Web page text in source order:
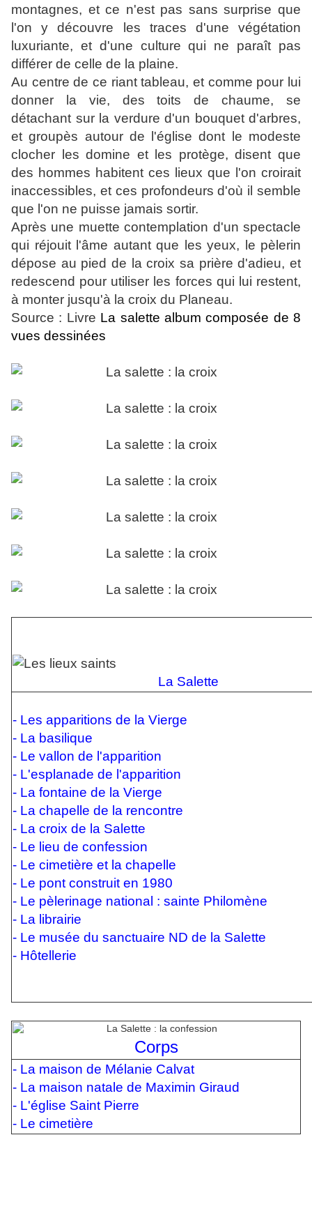
montagnes, et ce n'est pas sans surprise que
l'on y découvre les traces d'une végétation
luxuriante, et d'une culture qui ne paraît pas
différer de celle de la plaine.
Au centre de ce riant tableau, et comme pour lui
donner
la vie, des toits de chaume, se
détachant sur la verdure d'un bouquet d'arbres,
et groupès autour de l'église dont le modeste
clocher les domine et les protège, disent que
des hommes habitent ces lieux que l'on croirait
inaccessibles, et ces profondeurs d'où il semble
que l'on ne puisse jamais sortir.
Après une muette contemplation d'un spectacle
qui réjouit l'âme autant que les yeux, le pèlerin
dépose au pied de la croixsa prière d'adieu, et
redescend pour utiliser les forces qui lui restent,
à monter jusqu'à la croix du Planeau.
Source : Livre La salette album composée de 8
vues dessinées
La Salette
- Les apparitions de la Vierge
- La basilique
- Le vallon de l'apparition
- L'esplanade de l'apparition
- La fontaine de la Vierge
- La chapelle de la rencontre
- La croix de la Salette
- Le lieu de confession
- Le cimetière et la chapelle
- Le pont construit en 1980
- Le pèlerinage national : sainte Philomène
- La librairie
- Le musée du sanctuaire ND de la Salette
- Hôtellerie
Corps
- La maison de Mélanie Calvat
- La maison natale de Maximin Giraud
- L'église Saint Pierre
- Le cimetière